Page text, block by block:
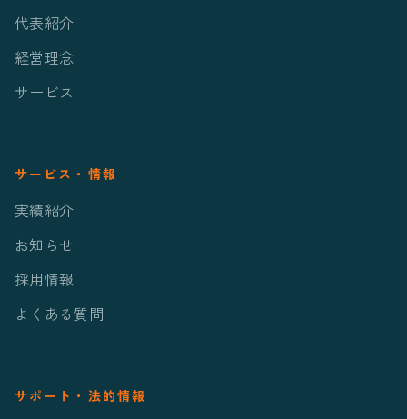
代表紹介
経営理念
サービス
サービス・情報
実績紹介
お知らせ
採用情報
よくある質問
サポート・法的情報